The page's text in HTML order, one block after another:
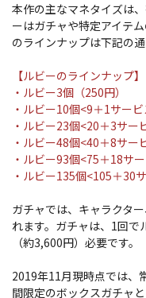
本作の主なマネタイズは
ーはガチャや特定アイテ
のラインナップは下記の通
【ルビーのラインナップ】
・ルビー3個（250円）
・ルビー10個<9＋1サービ
・ルビー23個<20＋3サー
・ルビー48個<40＋8サー
・ルビー93個<75＋18サ
・ルビー135個<105＋30
ガチャでは、キャラクタ
れます。ガチャは、1回
（約3,600円）必要です。
2019年11月現時点では、
間限定のボックスガチャ